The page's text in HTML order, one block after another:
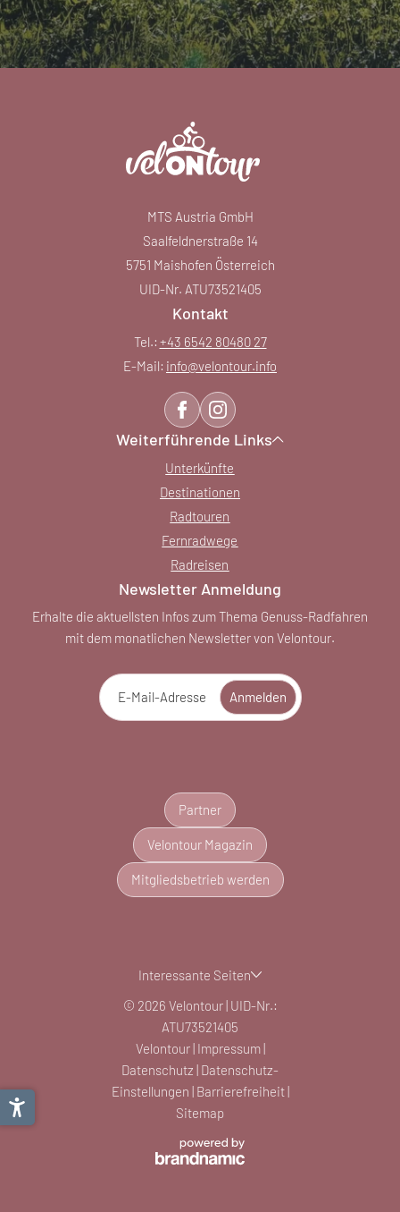
MTS Austria GmbH
Saalfeldnerstraße 14
5751 Maishofen Österreich
UID-Nr. ATU73521405
Kontakt
Tel.: +43 6542 80480 27
E-Mail: info@velontour.info
Weiterführende Links
Unterkünfte
Destinationen
Radtouren
Fernradwege
Radreisen
Newsletter Anmeldung
Erhalte die aktuellsten Infos zum Thema Genuss-Radfahren
mit dem monatlichen Newsletter von Velontour.
E-Mail-Adresse Anmelden
Partner
Velontour Magazin
Mitgliedsbetrieb werden
Interessante Seiten
© 2026 Velontour| UID-Nr.:
ATU73521405
Velontour| Impressum|
Datenschutz | Datenschutz-
Einstellungen | Barrierefreiheit|
Sitemap